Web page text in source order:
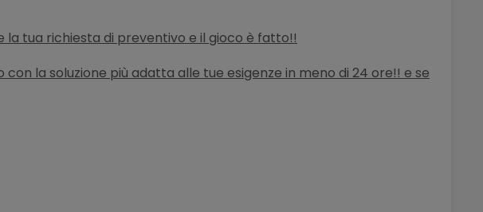
la tua richiesta di preventivo e il gioco è fatto!!
la soluzione più adatta alle tue esigenze in meno di 24 ore!! e se